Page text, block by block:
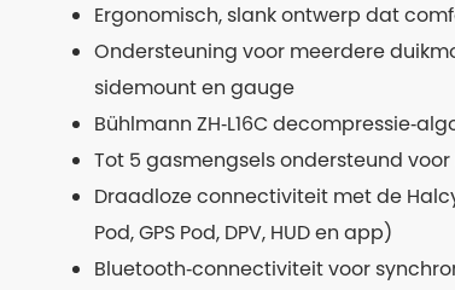
Ergonomisch, slank ontwerp dat
Ondersteuning voor meerdere
sidemount en gauge
Bühlmann ZH‑L16C
Tot 5 gasmengsels ondersteund
Draadloze connectiviteit met de
Pod, GPS Pod, DPV, HUD en app)
Bluetooth‑connectiviteit voor